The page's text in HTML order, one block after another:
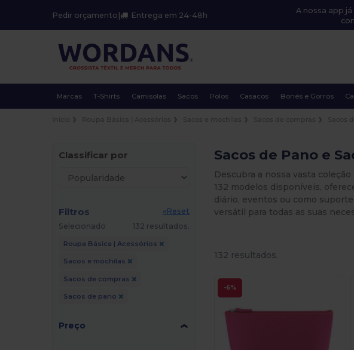
Pedir orçamento | Entrega em 24-48h
A nossa app
Marcas T-Shirts Camisolas Sacos Polos Casacos Bonés e Gorros
Classificar por
Filtros
«Reset
Selecionado
132 resultados.
Roupa Básica | Acessórios
Sacos e mochilas
Sacos de compras
Sacos de pano
Preço
Sacos de Pano e
Descubra a nossa vasta
132 modelos disponíveis,
diário, eventos ou como
versátil para todas as suas
132 resultados.
-6%